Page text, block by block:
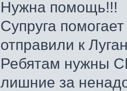
Нужна помощь!!!
Супруга
отправили к
Ребятам нужны
лишние за